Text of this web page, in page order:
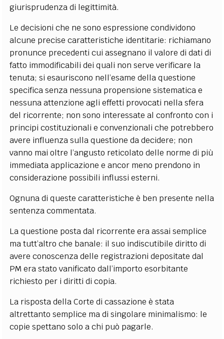
giurisprudenza di legittimità.
Le decisioni che ne sono espressione condividono
alcune precise caratteristiche identitarie: richiamano
pronunce precedenti cui assegnano il valore di dati di
fatto immodificabili dei quali non serve verificare la
tenuta; si esauriscono nell’esame della questione
specifica senza nessuna propensione sistematica e
nessuna attenzione agli effetti provocati nella sfera
del ricorrente; non sono interessate al confronto con i
principi costituzionali e convenzionali che potrebbero
avere influenza sulla questione da decidere; non
vanno mai oltre l’angusto reticolato delle norme di più
immediata applicazione e ancor meno prendono in
considerazione possibili influssi esterni.
Ognuna di queste caratteristiche è ben presente nella
sentenza commentata.
La questione posta dal ricorrente era assai semplice
ma tutt’altro che banale: il suo indiscutibile diritto di
avere conoscenza delle registrazioni depositate dal
PM era stato vanificato dall’importo esorbitante
richiesto per i diritti di copia.
La risposta della Corte di cassazione è stata
altrettanto semplice ma di singolare minimalismo: le
copie spettano solo a chi può pagarle.